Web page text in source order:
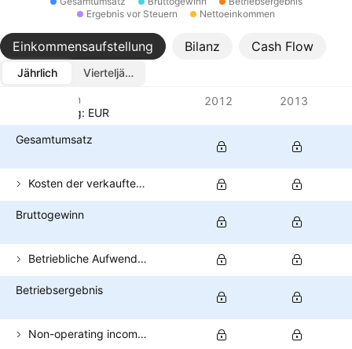
Ergebnis vor Steuern
Nettoeinkommen
Einkommensaufstellung Bilanz Cash Flow
Jährlich
Vierteljährlich
Metriken
Währung: EUR
2012 2013
Gesamtumsatz
Kosten der verkauften Güter
Bruttogewinn
Betriebliche Aufwendungen (exkl. COGS)
Betriebsergebnis
Non-operating income (total)